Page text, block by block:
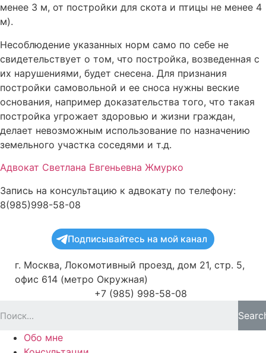
менее 3 м, от постройки для скота и птицы не менее 4
м).
Несоблюдение указанных норм само по себе не
свидетельствует о том, что постройка, возведенная с
их нарушениями, будет снесена. Для признания
постройки самовольной и ее сноса нужны веские
основания, например доказательства того, что такая
постройка угрожает здоровью и жизни граждан,
делает невозможным использование по назначению
земельного участка соседями и т.д.
Адвокат Светлана Евгеньевна Жмурко
Запись на консультацию к адвокату по телефону:
8(985)998-58-08
Подписывайтесь на мой канал
г. Москва, Локомотивный проезд, дом 21, стр. 5,
офис 614 (метро Окружная)
+7 (985) 998-58-08
Обо мне